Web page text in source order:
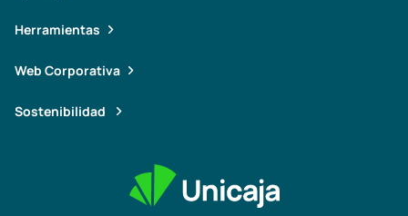
Herramientas
Web Corporativa
Sostenibilidad